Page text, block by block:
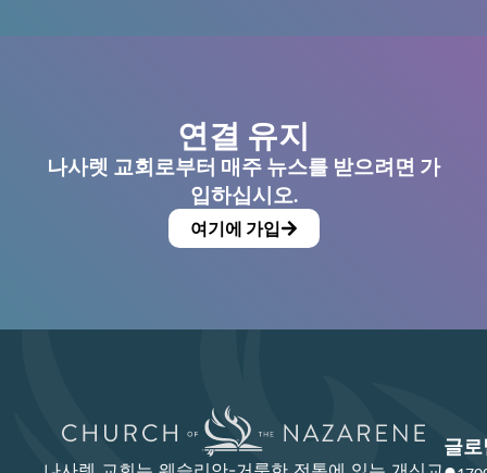
연결 유지
나사렛 교회로부터 매주 뉴스를 받으려면 가
입하십시오.
여기에 가입
글로